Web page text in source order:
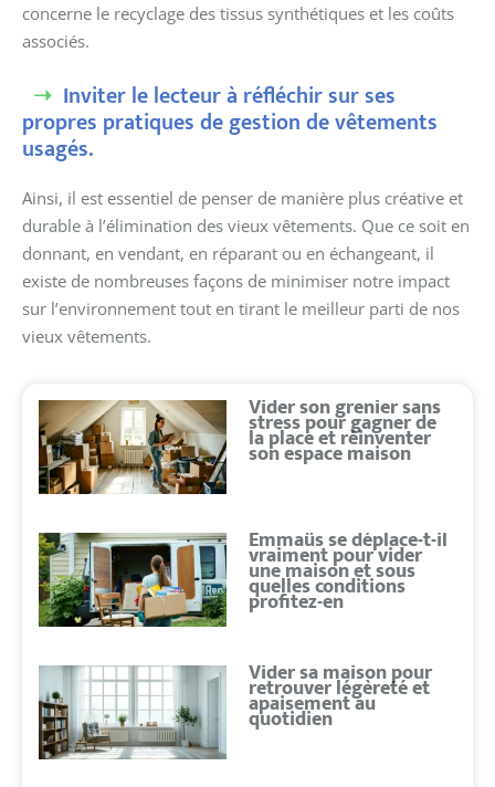
concerne le recyclage des tissus synthétiques et les coûts
associés.
Inviter le lecteur à réfléchir sur ses
propres pratiques de gestion de vêtements
usagés.
Ainsi, il est essentiel de penser de manière plus créative et
durable à l’élimination des vieux vêtements. Que ce soit en
donnant, en vendant, en réparant ou en échangeant, il
existe de nombreuses façons de minimiser notre impact
sur l’environnement tout en tirant le meilleur parti de nos
vieux vêtements.
Vider son grenier sans
stress pour gagner de
la place et réinventer
son espace maison
Emmaüs se déplace-t-il
vraiment pour vider
une maison et sous
quelles conditions
profitez-en
Vider sa maison pour
retrouver légèreté et
apaisement au
quotidien